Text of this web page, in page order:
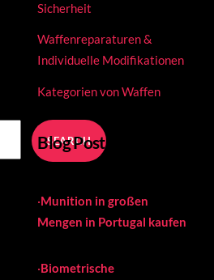
SEARCH
Sicherheit
Waffenreparaturen &
Individuelle Modifikationen
Kategorien von Waffen
Blog Posts
·Munition in großen
Mengen in Portugal kaufen
·Biometrische